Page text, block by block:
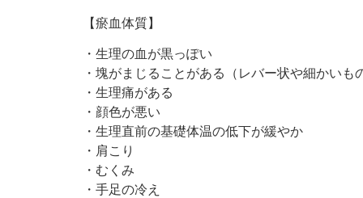
【瘀血体質】
・生理の血が黒っぽい
・塊がまじることがある（レバー状や細かいも
・生理痛がある
・顔色が悪い
・生理直前の基礎体温の低下が緩やか
・肩こり
・むくみ
・手足の冷え